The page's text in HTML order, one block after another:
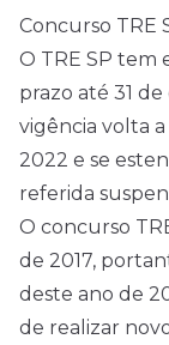
Concurso TRE
O TRE SP tem
prazo até 31
vigência volta
2022 e se
referida
O concurso
de 2017,
deste ano de
de realizar